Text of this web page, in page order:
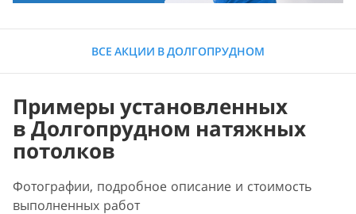
ВСЕ АКЦИИ В ДОЛГОПРУДНОМ
Примеры установленных
в Долгопрудном натяжных
потолков
Фотографии, подробное описание и стоимость
выполненных работ